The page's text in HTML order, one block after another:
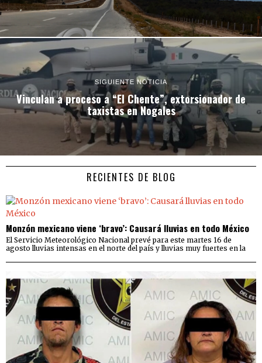
SIGUIENTE NOTICIA
Vinculan a proceso a “El Chente”, extorsionador de
taxistas en Nogales
RECIENTES DE BLOG
Monzón mexicano viene ‘bravo’: Causará lluvias en todo México
El Servicio Meteorológico Nacional prevé para este martes 16 de
agosto lluvias intensas en el norte del país y lluvias muy fuertes en la